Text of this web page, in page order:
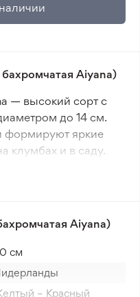
Aiyana)
— высокий сорт с
до 14 см.
формируют яркие
клумбах и в саду.
эффект.
участках. Луковицы
см, для
клумб и срезки.
Aiyana)
см
– Красный